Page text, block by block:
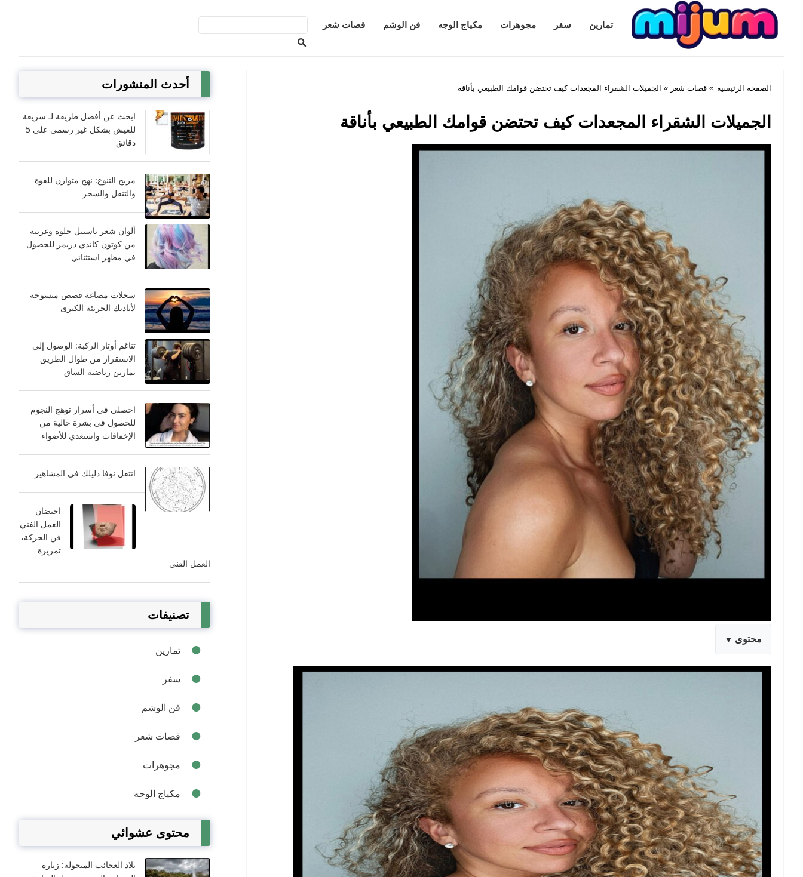
Mijum.com تمارين سفر مجوهرات مكياج الوجه فن الوشم قصات شعر
الصفحة الرئيسية » قصات شعر » الجميلات الشقراء المجعدات كيف تحتضن قوامك الطبيعي بأناقة
الجميلات الشقراء المجعدات كيف تحتضن قوامك الطبيعي بأناقة
محتوى
أحدث المنشورات
ابحث عن أفضل طريقة لـ سريعة
للعيش بشكل غير رسمي على 5
دقائق
مزيج التنوع: نهج متوازن للقوة
والتنقل والسحر
ألوان شعر باستيل حلوة وغريبة
من كوتون كاندي دريمز للحصول
في مظهر استثنائي
سجلات مصاغة قصص منسوجة
لأياديك الجريئة الكبرى
تناغم أوتار الركبة: الوصول إلى
الاستقرار من طوال الطريق
تمارين رياضية الساق
احصلي في أسرار توهج النجوم
للحصول في بشرة خالية من
الإخفاقات واستعدي للأضواء
انتقل نوفا دليلك في المشاهير
احتضان
العمل الفني
فن الحركة،
تمريرة
العمل الفني
تصنيفات
تمارين
سفر
فن الوشم
قصات شعر
مجوهرات
مكياج الوجه
محتوى عشوائي
بلاد العجائب المتجولة: زيارة